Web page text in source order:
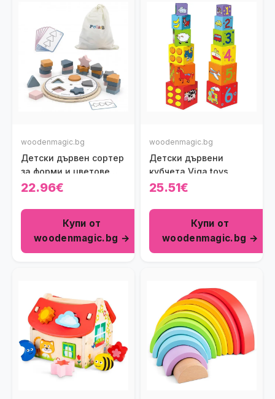
woodenmagic.bg
Детски дървен сортер
за форми и цветове
Polar B Viga toys
22.96€
Купи от
woodenmagic.bg →
woodenmagic.bg
Детски дървени
кубчета Viga toys
25.51€
Купи от
woodenmagic.bg →